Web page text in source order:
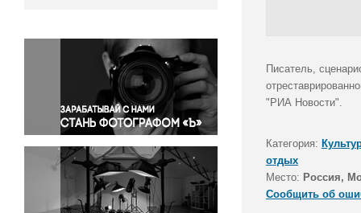
Окружающая среда
Политика
Правосудие
Происшествия и конфликты
Религия
Светская жизнь
Спорт
Экология
Экономика и бизнес
Писатель,
"РИА Новости".
Категория:
отдых
Место: Россия,
Сообщить об